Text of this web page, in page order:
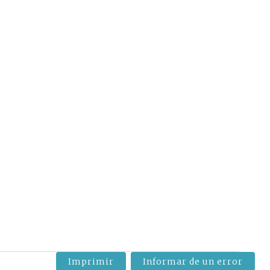
Imprimir Informar de un error